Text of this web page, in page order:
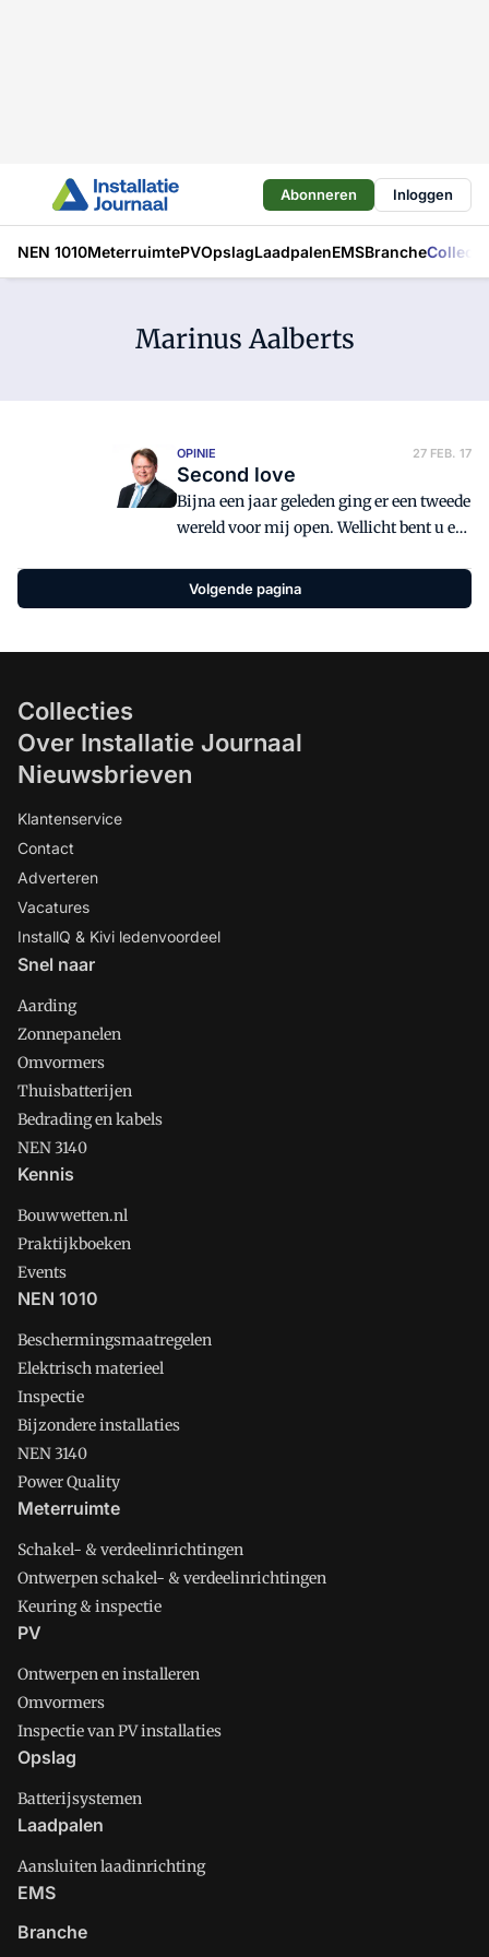
Abonneren Inloggen
NEN 1010MeterruimtePVOpslagLaadpalenEMSBranche
Marinus Aalberts
OPINIE 27 FEB. 17
Second love
Bijna een jaar geleden ging er een tweede
wereld voor mij open. Wellicht bent u er
was het nieuw: een Virtual Reality-bril.
Een eenvoudig kartonnen kijkertje
een 3D-omgeving.
Volgende pagina
Collecties
Over Installatie Journaal
Nieuwsbrieven
Klantenservice
Contact
Adverteren
Vacatures
InstallQ & Kivi ledenvoordeel
Snel naar
Aarding
Zonnepanelen
Omvormers
Thuisbatterijen
Bedrading en kabels
NEN 3140
Kennis
Bouwwetten.nl
Praktijkboeken
Events
NEN 1010
Beschermingsmaatregelen
Elektrisch materieel
Inspectie
Bijzondere installaties
NEN 3140
Power Quality
Meterruimte
Schakel- & verdeelinrichtingen
Ontwerpen schakel- & verdeelinrichtingen
Keuring & inspectie
PV
Ontwerpen en installeren
Omvormers
Inspectie van PV installaties
Opslag
Batterijsystemen
Laadpalen
Aansluiten laadinrichting
EMS
Branche